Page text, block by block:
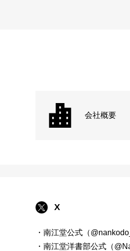
会社概要
X
・南江堂公式（
・南江堂洋書部公式（